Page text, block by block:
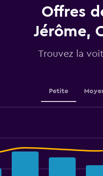
Y
axis
values.
0
Offres
Jérôme,
Trouvez la
Petite